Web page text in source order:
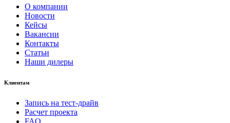
О компании
Новости
Кейсы
Вакансии
Контакты
Статьи
Наши дилеры
Клиентам
Запись на тест-драйв
Расчет проекта